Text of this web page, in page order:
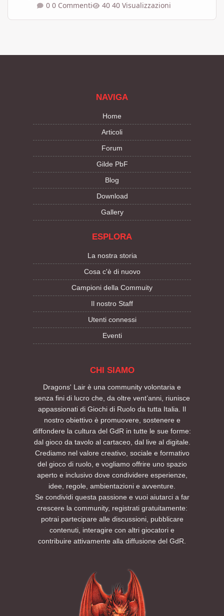
0 Commenti 40 Visualizzazioni
NAVIGA
Home
Articoli
Forum
Gilde PbF
Blog
Download
Gallery
ESPLORA
La nostra storia
Cosa c'è di nuovo
Campioni della Commuity
Il nostro Staff
Utenti connessi
Eventi
CHI SIAMO
Dragons' Lair è una community volontaria e
senza fini di lucro che, da oltre vent’anni, riunisce
appassionati di Giochi di Ruolo da tutta Italia. Il
nostro obiettivo è promuovere, sostenere e
diffondere la cultura del GdR in tutte le sue forme:
dal gioco da tavolo al cartaceo, dal live al digitale.
Crediamo nel valore creativo, sociale e formativo
del gioco di ruolo, e vogliamo offrire uno spazio
aperto e inclusivo dove condividere esperienze,
idee, regole, ambientazioni e avventure.
Se condividi questa passione e vuoi aiutarci a far
crescere la community, registrati gratuitamente:
potrai partecipare alle discussioni, pubblicare
contenuti, interagire con altri giocatori e
contribuire attivamente alla diffusione del GdR.